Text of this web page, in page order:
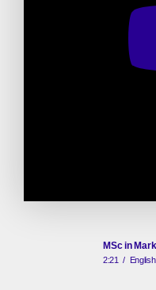
MSc in
2:21/ English